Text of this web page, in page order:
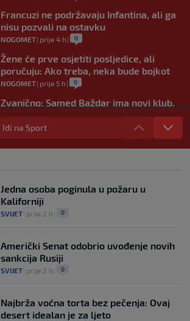
Francuzi ne podržavaju Infantina, ali ga
nisu pozvali na ostavku
NOGOMET| prije 4 h | 0
Žene će prve osjetiti posljedice, ali
poručuju: Ako treba, neka bude bojkot
NOGOMET| prije 5 h | 0
Zvanično: Samed Baždar ima novi klub,
zadužio broj sa velikom "težinom"
NOGOMET|prije 7 h
Prije nekoliko godina zaludjela je
Idi na Sport
Jedna osoba poginula u požaru u
Kaliforniji
SVIJET prije 2 h 0
Američki Senat odobrio uvođenje novih
sankcija Rusiji
SVIJET prije 2 h 0
Najbrža voćna torta bez pečenja: Ovaj
desert idealan je za ljeto